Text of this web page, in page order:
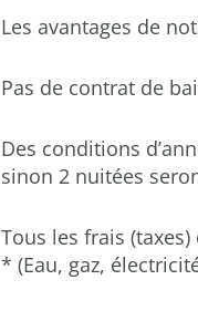
Les avantages de
Pas de contrat de
Des conditions
sinon 2 nuitées
Tous les frais
* (Eau, gaz,